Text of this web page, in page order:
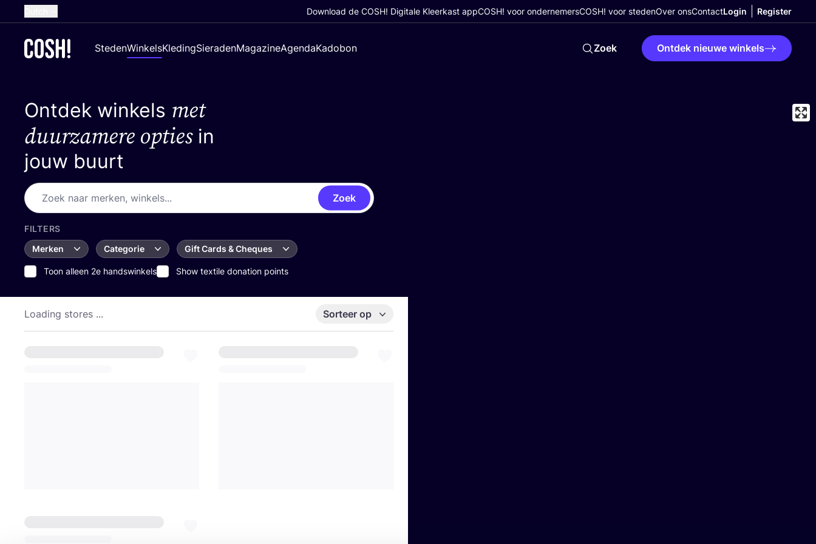
French
German
Croatian
Download de COSH! Digitale Kleerkast appCOSH! voor ondernemersCOSH! voor stedenOver onsContactLogin Register
StedenWinkelsKledingSieradenMagazineAgendaKadobon Zoek Ontdek nieuwe winkels
Ontdek winkels met
duurzamere optiesin
jouw buurt
Zoek
FILTERS
Merken
Categorie Gift Cards & Cheques
Toon alleen 2e handswinkels Show textile donation points
Loading stores ... Sorteer op